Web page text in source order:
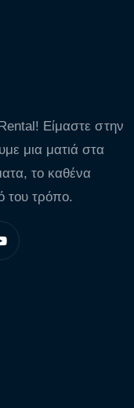
Είμαστε στην
μια ματιά στα
το καθένα
του τρόπο.